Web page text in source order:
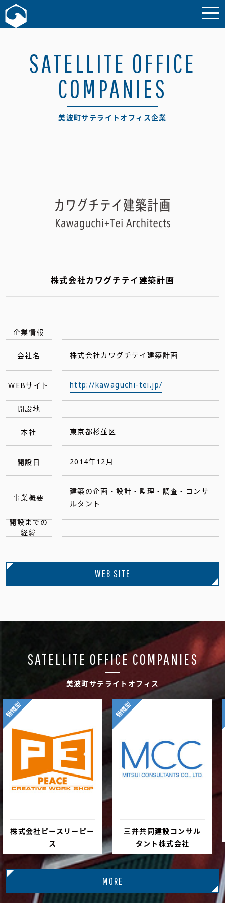
お問い合わせ
SATELLITE OFFICE
COMPANIES
美波町サテライトオフィス企業
株式会社カワグチテイ建築計画
企業情報
会社名 株式会社カワグチテイ建築計画
WEBサイト http://kawaguchi-tei.jp/
開設地
本社 東京都杉並区
開設日 2014年12月
事業概要
建築の企画・設計・監理・調査・コンサ
ルタント
開設までの
経緯
WEB SITE
SATELLITE OFFICE COMPANIES
美波町サテライトオフィス
循環型
株式会社ピースリーピー
ス
循環型
三井共同建設コンサル
タント株式会社
MORE